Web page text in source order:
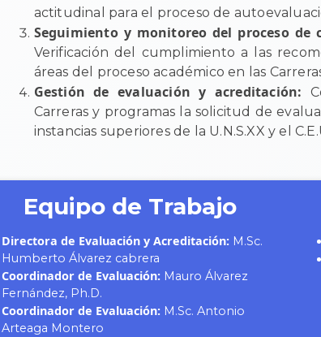
actitudinal para el proceso de
Seguimiento y monitoreo del proceso de
Verificación del cumplimiento a las
áreas del proceso académico en las
Gestión de evaluación y acreditación:
Carreras y programas la solicitud de
instancias superiores de la U.N.S.XX y el
Equipo de Trabajo
Directora de Evaluación y Acreditación:M.Sc.
Humberto Álvarez cabrera
Coordinador de Evaluación:Mauro Álvarez
Fernández, Ph.D.
Coordinador de Evaluación:M.Sc. Antonio
Arteaga Montero